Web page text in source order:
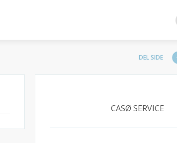
CASØ SERVICE